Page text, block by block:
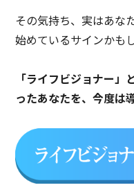
その気持ち、実はあな
始めているサインかも
「ライフビジョナー
ったあなたを、今度は